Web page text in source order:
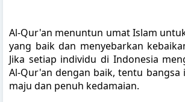
Al-Qur'an menuntun umat Islam
yang baik dan menyebarkan
Jika setiap individu di Indonesia
Al-Qur'an dengan baik, tentu bangsa
maju dan penuh kedamaian.